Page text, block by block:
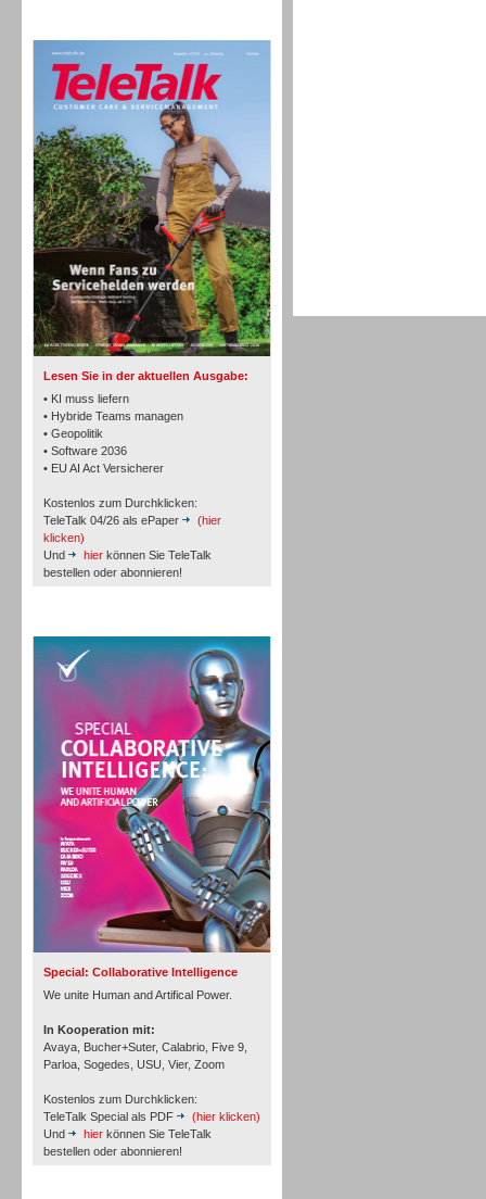
Lesen Sie in der aktuellen Ausgabe:
• KI muss liefern
• Hybride Teams managen
• Geopolitik
• Software 2036
• EU AI Act Versicherer
Kostenlos zum Durchklicken:
TeleTalk 04/26 als ePaper
(hier
klicken)
Und
hier können Sie TeleTalk
bestellen oder abonnieren!
Special: Collaborative Intelligence
We unite Human and Artifical Power.
In Kooperation mit:
Avaya, Bucher+Suter, Calabrio, Five 9,
Parloa, Sogedes, USU, Vier, Zoom
Kostenlos zum Durchklicken:
TeleTalk Special als PDF
(hier klicken)
Und
hier können Sie TeleTalk
bestellen oder abonnieren!
TK- und ACD-Systeme
Workforce-Management
Personal
Inbound